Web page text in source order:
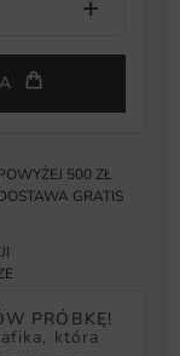
500 ZŁ
GRATIS
PRÓBKĘ!
która